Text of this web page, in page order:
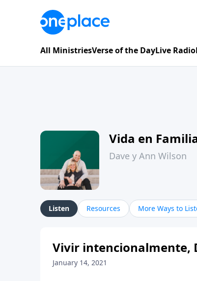
All MinistriesVerse of the DayLive Radio
Vida en
Dave y Ann Wilson
Listen Resources More Ways to
Vivir intencionalmente,
January 14, 2021